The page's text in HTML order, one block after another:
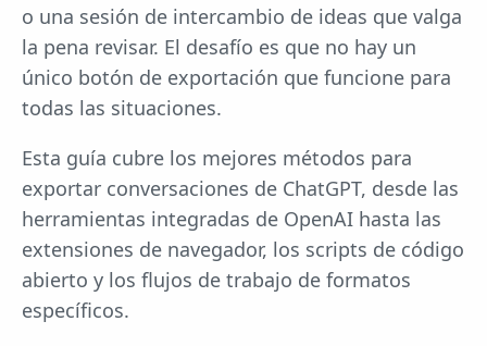
o una sesión de intercambio de ideas que valga
la pena revisar. El desafío es que no hay un
único botón de exportación que funcione para
todas las situaciones.
Esta guía cubre los mejores métodos para
exportar conversaciones de ChatGPT, desde las
herramientas integradas de OpenAI hasta las
extensiones de navegador, los scripts de código
abierto y los flujos de trabajo de formatos
específicos.